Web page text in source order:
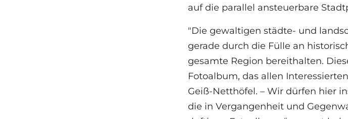
auf die parallel ansteuerbare
"Die gewaltigen städte- und
gerade durch die Fülle an
gesamte Region bereithalten.
Fotoalbum, das allen
Geiß-Netthöfel. – Wir dürfen hier
die in Vergangenheit und